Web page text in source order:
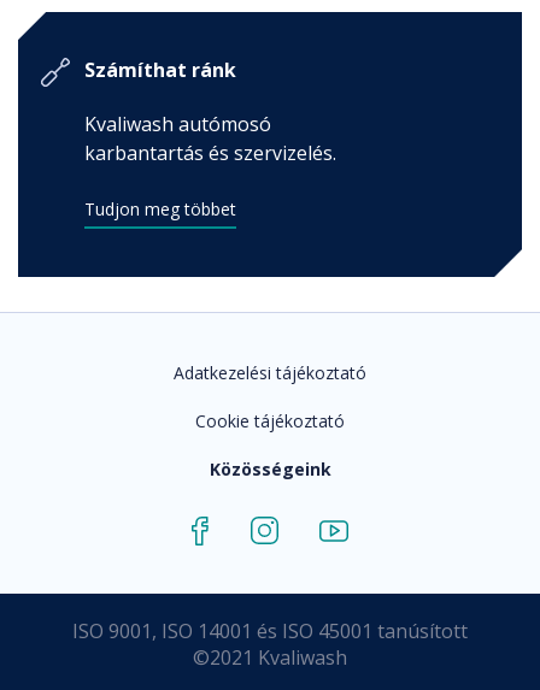
Számíthat ránk
Kvaliwash autómosó
karbantartás és szervizelés.
Tudjon meg többet
Adatkezelési tájékoztató
Cookie tájékoztató
Közösségeink
ISO 9001, ISO 14001 és ISO 45001 tanúsított
©2021 Kvaliwash